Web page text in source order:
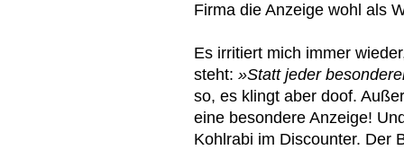
Firma die Anzeige wohl als
Es irritiert mich immer
steht: »Statt jeder
so, es klingt aber doof.
eine besondere Anzeige!
Kohlrabi im Discounter. Der